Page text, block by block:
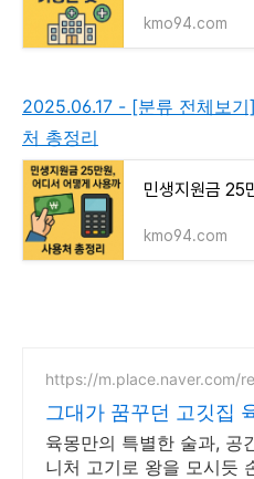
kmo94.com
2025.06.17 - [분류 전체보
처 총정리
민생지원금 25
kmo94.com
https://m.place.naver.com/
그대가 꿈꾸던 고깃집
육몽만의 특별한 술과, 공
니처 고기로 왕을 모시듯